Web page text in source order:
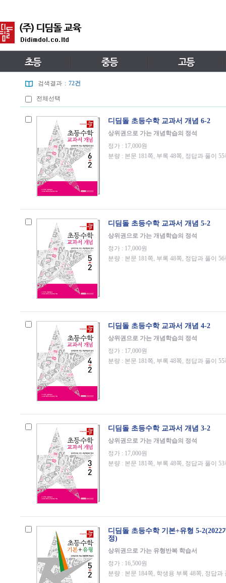
검색결과 : 72건
전체선택
디딤돌 초등수학 교과서 개념 6-2
상위권으로 가는 개념학습의 정석
정가 : 17,000원
분량 : 본문 181쪽, 부록 48쪽, 정답과 풀이 55
디딤돌 초등수학 교과서 개념 5-2
상위권으로 가는 개념학습의 정석
정가 : 17,000원
분량 : 본문 181쪽, 부록 48쪽, 정답과 풀이 56
디딤돌 초등수학 교과서 개념 4-2
상위권으로 가는 개념학습의 정석
정가 : 17,000원
분량 : 본문 181쪽, 부록 48쪽, 정답과 풀이 55
디딤돌 초등수학 교과서 개념 3-2
상위권으로 가는 개념학습의 정석
정가 : 17,000원
분량 : 본문 181쪽, 부록 48쪽, 정답과 풀이 53
디딤돌 초등수학 기본+유형 5-2(2022
정)
상위권으로 가는 유형반복 학습서
정가 : 16,500원
분량 : 본문 184쪽, 학생용 부록 48쪽, 정답과